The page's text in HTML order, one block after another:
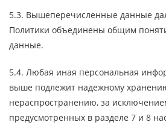
5.3. Вышеперечисленные данные
Политики объединены общим
данные.
5.4. Любая иная персональная
выше подлежит надежному
нераспространению, за
предусмотренных в разделе 7 и 8